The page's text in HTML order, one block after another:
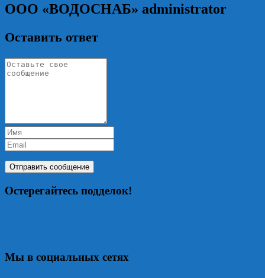
ООО «ВОДОСНАБ» administrator
Оставить ответ
Остерегайтесь подделок!
Мы в социальных сетях